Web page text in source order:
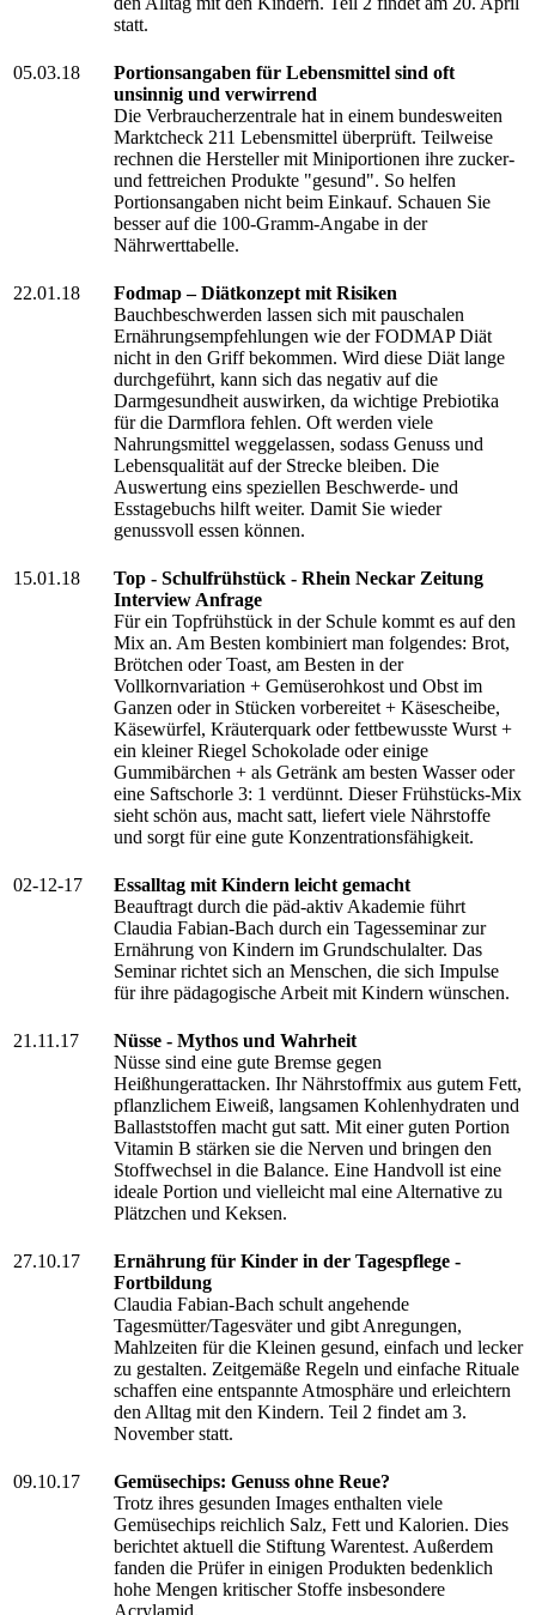
statt.
05.03.18
Portionsangaben für Lebensmittel sind oft
unsinnig und verwirrend
Die Verbraucherzentrale hat in einem bundesweiten
Marktcheck 211 Lebensmittel überprüft. Teilweise
rechnen die Hersteller mit Miniportionen ihre zucker-
und fettreichen Produkte "gesund". So helfen
Portionsangaben nicht beim Einkauf. Schauen Sie
besser auf die 100-Gramm-Angabe in der
Nährwerttabelle.
22.01.18
Fodmap – Diätkonzept mit Risiken
Bauchbeschwerden lassen sich mit pauschalen
Ernährungsempfehlungen wie der FODMAP Diät
nicht in den Griff bekommen. Wird diese Diät lange
durchgeführt, kann sich das negativ auf die
Darmgesundheit auswirken, da wichtige Prebiotika
für die Darmflora fehlen. Oft werden viele
Nahrungsmittel weggelassen, sodass Genuss und
Lebensqualität auf der Strecke bleiben. Die
Auswertung eins speziellen Beschwerde- und
Esstagebuchs hilft weiter. Damit Sie wieder
genussvoll essen können.
15.01.18
Top - Schulfrühstück - Rhein Neckar Zeitung
Interview Anfrage
Für ein Topfrühstück in der Schule kommt es auf den
Mix an. Am Besten kombiniert man folgendes: Brot,
Brötchen oder Toast, am Besten in der
Vollkornvariation + Gemüserohkost und Obst im
Ganzen oder in Stücken vorbereitet + Käsescheibe,
Käsewürfel, Kräuterquark oder fettbewusste Wurst +
ein kleiner Riegel Schokolade oder einige
Gummibärchen + als Getränk am besten Wasser oder
eine Saftschorle 3: 1 verdünnt. Dieser Frühstücks-Mix
sieht schön aus, macht satt, liefert viele Nährstoffe
und sorgt für eine gute Konzentrationsfähigkeit.
02-12-17
Essalltag mit Kindern leicht gemacht
Beauftragt durch die päd-aktiv Akademie führt
Claudia Fabian-Bach durch ein Tagesseminar zur
Ernährung von Kindern im Grundschulalter. Das
Seminar richtet sich an Menschen, die sich Impulse
für ihre pädagogische Arbeit mit Kindern wünschen.
21.11.17
Nüsse - Mythos und Wahrheit
Nüsse sind eine gute Bremse gegen
Heißhungerattacken. Ihr Nährstoffmix aus gutem Fett,
pflanzlichem Eiweiß, langsamen Kohlenhydraten und
Ballaststoffen macht gut satt. Mit einer guten Portion
Vitamin B stärken sie die Nerven und bringen den
Stoffwechsel in die Balance. Eine Handvoll ist eine
ideale Portion und vielleicht mal eine Alternative zu
Plätzchen und Keksen.
27.10.17
Ernährung für Kinder in der Tagespflege -
Fortbildung
Claudia Fabian-Bach schult angehende
Tagesmütter/Tagesväter und gibt Anregungen,
Mahlzeiten für die Kleinen gesund, einfach und lecker
zu gestalten. Zeitgemäße Regeln und einfache Rituale
schaffen eine entspannte Atmosphäre und erleichtern
den Alltag mit den Kindern. Teil 2 findet am 3.
November statt.
09.10.17
Gemüsechips: Genuss ohne Reue?
Trotz ihres gesunden Images enthalten viele
Gemüsechips reichlich Salz, Fett und Kalorien. Dies
berichtet aktuell die Stiftung Warentest. Außerdem
fanden die Prüfer in einigen Produkten bedenklich
hohe Mengen kritischer Stoffe insbesondere
Acrylamid.